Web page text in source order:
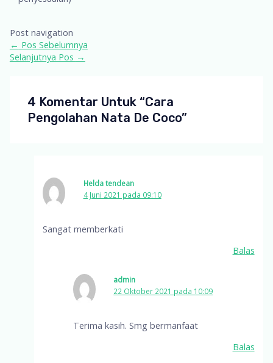
Post navigation
← Pos Sebelumnya
Selanjutnya Pos →
4 Komentar Untuk “Cara
Pengolahan Nata De Coco”
Helda tendean
4 Juni 2021 pada 09:10
Sangat memberkati
Balas
admin
22 Oktober 2021 pada 10:09
Terima kasih. Smg bermanfaat
Balas